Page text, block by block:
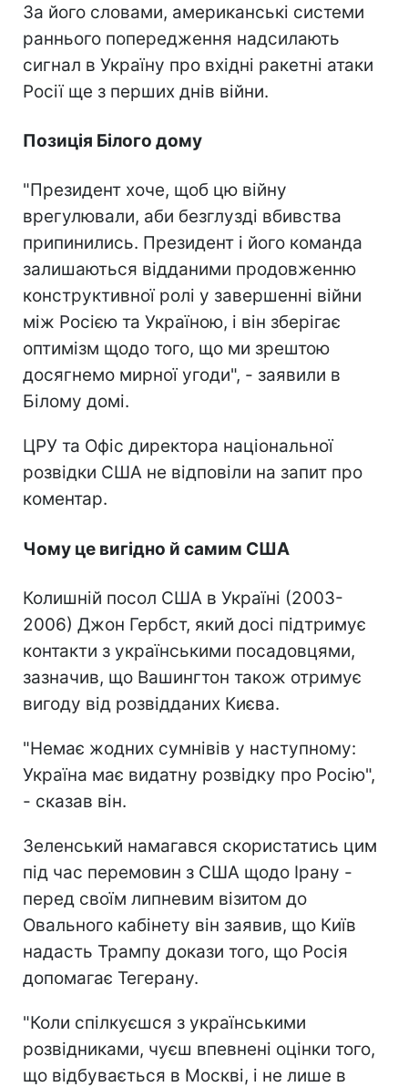
За його словами, американські системи
раннього попередження надсилають
сигнал в Україну про вхідні ракетні атаки
Росії ще з перших днів війни.
Позиція Білого дому
"Президент хоче, щоб цю війну
врегулювали, аби безглузді вбивства
припинились. Президент і його команда
залишаються відданими продовженню
конструктивної ролі у завершенні війни
між Росією та Україною, і він зберігає
оптимізм щодо того, що ми зрештою
досягнемо мирної угоди", - заявили в
Білому домі.
ЦРУ та Офіс директора національної
розвідки США не відповіли на запит про
коментар.
Чому це вигідно й самим США
Колишній посол США в Україні (2003-
2006) Джон Гербст, який досі підтримує
контакти з українськими посадовцями,
зазначив, що Вашингтон також отримує
вигоду від розвідданих Києва.
"Немає жодних сумнівів у наступному:
Україна має видатну розвідку про Росію",
- сказав він.
Зеленський намагався скористатись цим
під час перемовин з США щодо Ірану -
перед своїм липневим візитом до
Овального кабінету він заявив, що Київ
надасть Трампу докази того, що Росія
допомагає Тегерану.
"Коли спілкуєшся з українськими
розвідниками, чуєш впевнені оцінки того,
що відбувається в Москві, і не лише в